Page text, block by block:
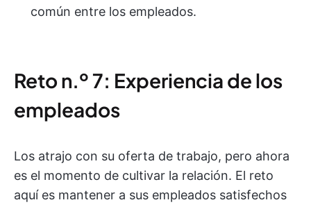
común entre los empleados.
Reto n.º 7: Experiencia de los
empleados
Los atrajo con su oferta de trabajo, pero ahora
es el momento de cultivar la relación. El reto
aquí es mantener a sus empleados satisfechos